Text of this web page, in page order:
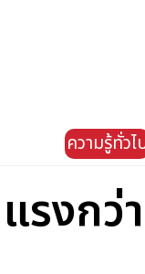
ความรู้ทั่วไ
รงก